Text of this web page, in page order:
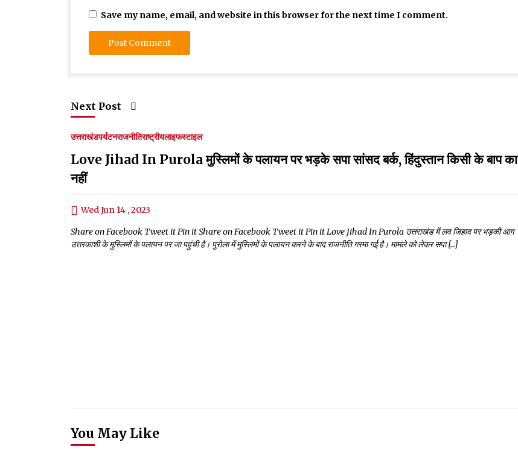
Save my name, email, and website in this browser for the next time I comment.
Next Post
उत्तराखंडपर्यटनराजनीतिराष्ट्रीयलाइफस्टाइल
Love Jihad In Purola मुस्लिमों के पलायन पर भड़के सपा सांसद बर्क, हिंदुस्तान किसी के बाप का
नहीं
Wed Jun 14 , 2023
Share on Facebook Tweet it Pin it Share on Facebook Tweet it Pin it Love Jihad In Purola उत्तराखंड में लव जिहाद पर भड़की आग
उत्तरकाशी के मुस्लिमों के पलायन पर जा पहुंची है। पुरोला में मुस्लिमों के पलायन करने के बाद राजनीति गरमा गई है। मामले को लेकर सपा […]
You May Like